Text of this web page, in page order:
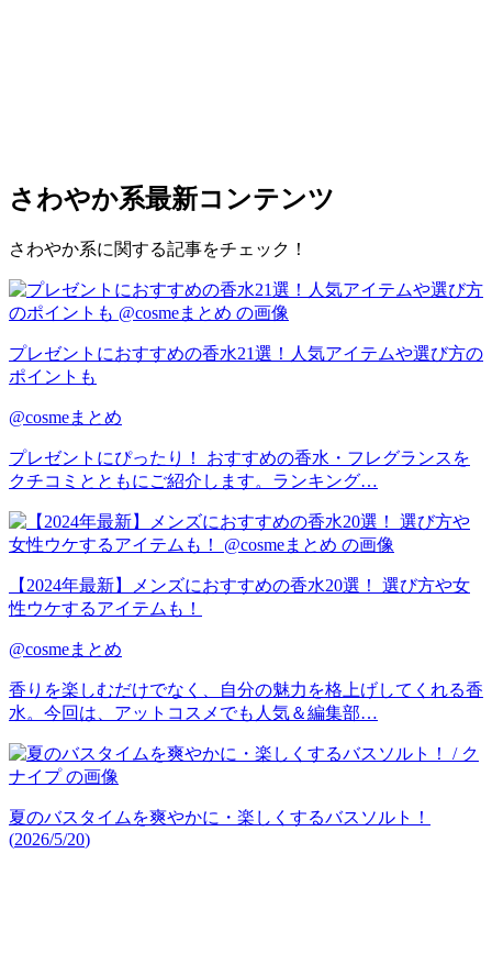
さわやか系最新コンテンツ
さわやか系に関する記事をチェック！
プレゼントにおすすめの香水21選！人気アイテムや選び方の
ポイントも
@cosmeまとめ
プレゼントにぴったり！ おすすめの香水・フレグランスを
クチコミとともにご紹介します。ランキング…
【2024年最新】メンズにおすすめの香水20選！ 選び方や女
性ウケするアイテムも！
@cosmeまとめ
香りを楽しむだけでなく、自分の魅力を格上げしてくれる香
水。今回は、アットコスメでも人気＆編集部…
夏のバスタイムを爽やかに・楽しくするバスソルト！
(2026/5/20)